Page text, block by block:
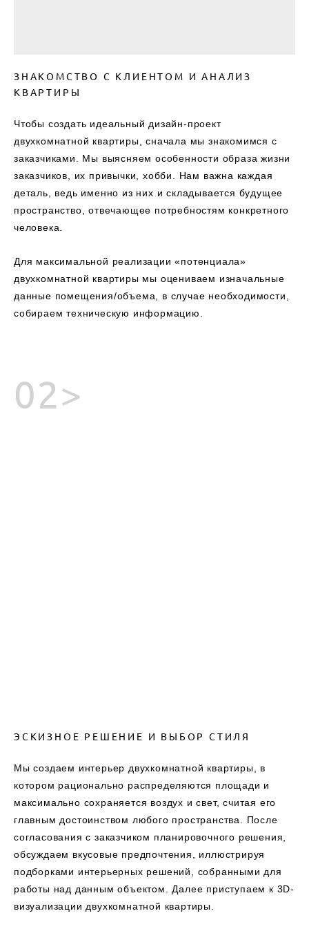
ЗНАКОМСТВО С КЛИЕНТОМ И АНАЛИЗ
КВАРТИРЫ
Чтобы создать идеальный дизайн-проект
двухкомнатной квартиры, сначала мы знакомимся с
заказчиками. Мы выясняем особенности образа жизни
заказчиков, их привычки, хобби. Нам важна каждая
деталь, ведь именно из них и складывается будущее
пространство, отвечающее потребностям конкретного
человека.
Для максимальной реализации «потенциала»
двухкомнатной квартиры мы оцениваем изначальные
данные помещения/объема, в случае необходимости,
собираем техническую информацию.
02>
ЭСКИЗНОЕ РЕШЕНИЕ И ВЫБОР СТИЛЯ
Мы создаем интерьер двухкомнатной квартиры, в
котором рационально распределяются площади и
максимально сохраняется воздух и свет, считая его
главным достоинством любого пространства. После
согласования с заказчиком планировочного решения,
обсуждаем вкусовые предпочтения, иллюстрируя
подборками интерьерных решений, собранными для
работы над данным объектом. Далее приступаем к 3D-
визуализации двухкомнатной квартиры.